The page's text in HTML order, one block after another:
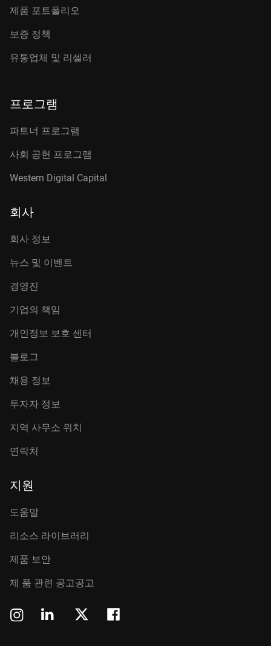
제품 포트폴리오
보증 정책
유통업체 및 리셀러
프로그램
파트너 프로그램
사회 공헌 프로그램
Western Digital Capital
회사
회사 정보
뉴스 및 이벤트
경영진
기업의 책임
개인정보 보호 센터
블로그
채용 정보
투자자 정보
지역 사무소 위치
연락처
지원
도움말
리소스 라이브러리
제품 보안
제 품 관련 공고공고